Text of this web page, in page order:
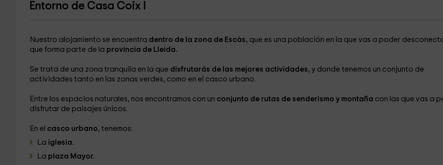
Entorno de Casa Coix I
Nuestro alojamiento se encuentra dentro de la zona de Escàs, que es una población en la que vas a poder
que forma parte de la provincia de Lleida.
Se trata de una zona tranquila en la que disfrutarás de las mejores actividades, y donde tenemos un conjunto de
actividades tanto en las zonas verdes, como en el casco urbano.
Entre los espacios naturales, nos encontramos con un conjunto de rutas de senderismo y montaña con las que vas a
disfrutar de paisajes únicos.
En el casco urbano, tenemos:
La iglesia.
La plaza Mayor.